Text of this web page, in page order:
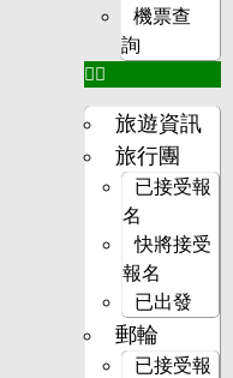
機票查
詢
旅遊資訊
旅行團
已接受報
名
快將接受
報名
已出發
郵輪
已接受報